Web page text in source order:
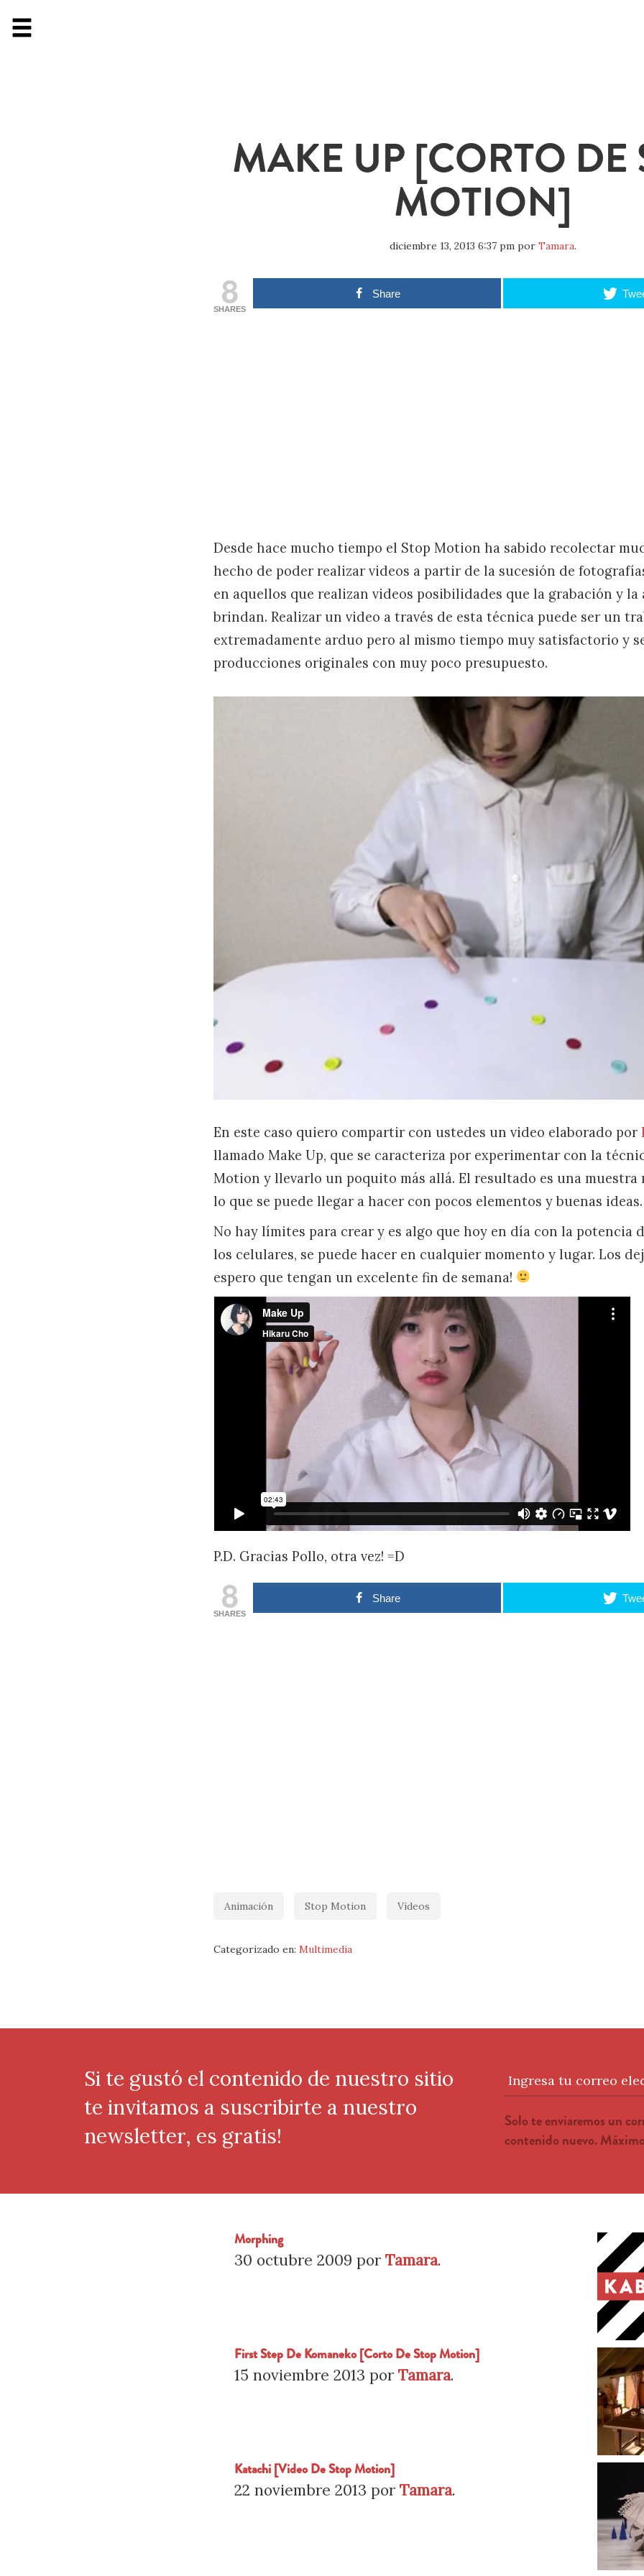
MAKE UP [CORTO DE
MOTION]
diciembre 13, 2013 6:37 pm por Tamara.
8
SHARES
Share
Desde hace mucho tiempo el Stop Motion ha sabido recolectar
hecho de poder realizar videos a partir de la sucesión de
en aquellos que realizan videos posibilidades que la grabación y
brindan. Realizar un video a través de esta técnica puede ser un
extremadamente arduo pero al mismo tiempo muy satisfactorio y
producciones originales con muy poco presupuesto.
En este caso quiero compartir con ustedes un video elaborado por
llamado Make Up, que se caracteriza por experimentar con la
Motion y llevarlo un poquito más allá. El resultado es una
lo que se puede llegar a hacer con pocos elementos y buenas ideas.
No hay límites para crear y es algo que hoy en día con la potencia
los celulares, se puede hacer en cualquier momento y lugar. Los
espero que tengan un excelente fin de semana!
P.D. Gracias Pollo, otra vez! =D
8
SHARES
Share
Animación Stop Motion Videos
Categorizado en: Multimedia
Si te gustó el contenido de nuestro sitio
te invitamos a suscribirte a nuestro
newsletter, es gratis!
Ingresa tu correo
Solo te enviaremos un
contenido nuevo.
Morphing
30 octubre 2009 porTamara.
First Step De Komaneko [Corto De Stop Motion]
15 noviembre 2013 porTamara.
Katachi [Video De Stop Motion]
22 noviembre 2013 porTamara.